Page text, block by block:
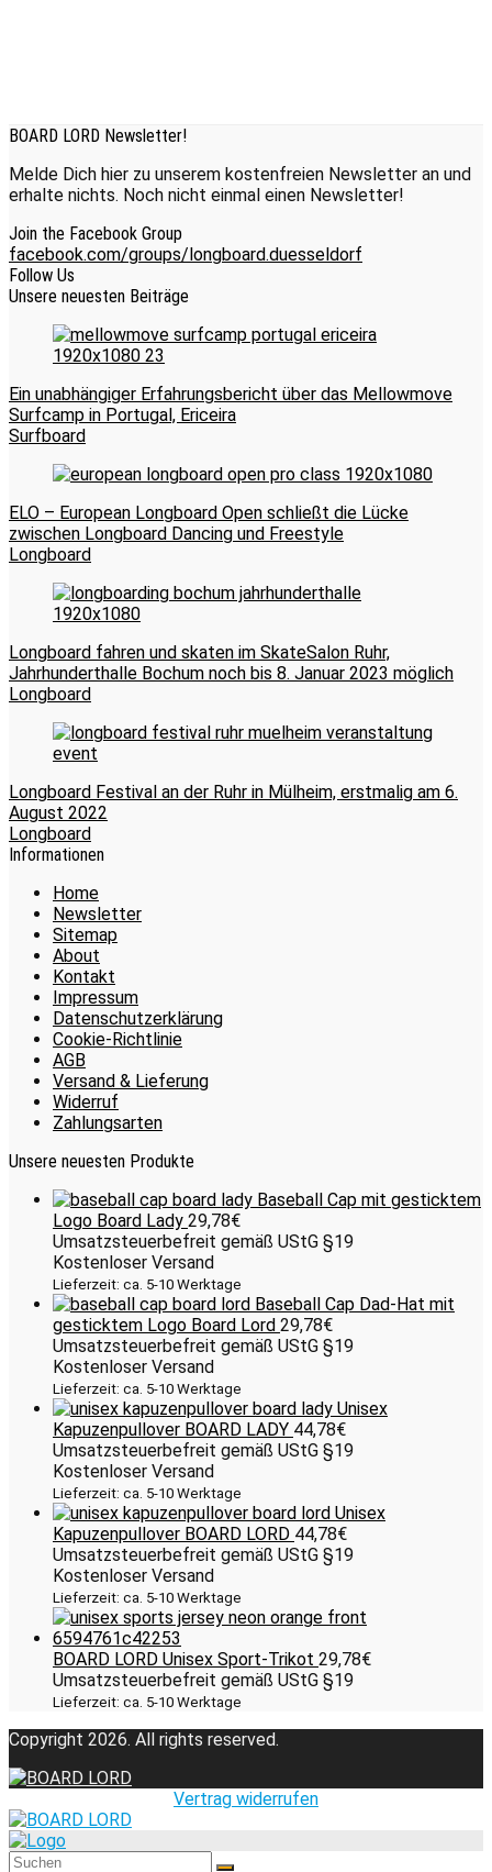
BOARD LORD Newsletter!
Melde Dich hier zu unserem kostenfreien Newsletter an und
erhalte nichts. Noch nicht einmal einen Newsletter!
Join the Facebook Group
facebook.com/groups/longboard.duesseldorf
Follow Us
Unsere neuesten Beiträge
Ein unabhängiger Erfahrungsbericht über das Mellowmove
Surfcamp in Portugal, Ericeira
Surfboard
ELO – European Longboard Open schließt die Lücke
zwischen Longboard Dancing und Freestyle
Longboard
Longboard fahren und skaten im SkateSalon Ruhr,
Jahrhunderthalle Bochum noch bis 8. Januar 2023 möglich
Longboard
Longboard Festival an der Ruhr in Mülheim, erstmalig am 6.
August 2022
Longboard
Informationen
Home
Newsletter
Sitemap
About
Kontakt
Impressum
Datenschutzerklärung
Cookie-Richtlinie
AGB
Versand & Lieferung
Widerruf
Zahlungsarten
Unsere neuesten Produkte
Baseball Cap mit gesticktem
Logo Board Lady 29,78€
Umsatzsteuerbefreit gemäß UStG §19
Kostenloser Versand
Lieferzeit: ca. 5-10 Werktage
Baseball Cap Dad-Hat mit
gesticktem Logo Board Lord 29,78€
Umsatzsteuerbefreit gemäß UStG §19
Kostenloser Versand
Lieferzeit: ca. 5-10 Werktage
Unisex
Kapuzenpullover BOARD LADY 44,78€
Umsatzsteuerbefreit gemäß UStG §19
Kostenloser Versand
Lieferzeit: ca. 5-10 Werktage
Unisex
Kapuzenpullover BOARD LORD 44,78€
Umsatzsteuerbefreit gemäß UStG §19
Kostenloser Versand
Lieferzeit: ca. 5-10 Werktage
BOARD LORD Unisex Sport-Trikot 29,78€
Umsatzsteuerbefreit gemäß UStG §19
Lieferzeit: ca. 5-10 Werktage
Copyright 2026. All rights reserved.
Vertrag widerrufen